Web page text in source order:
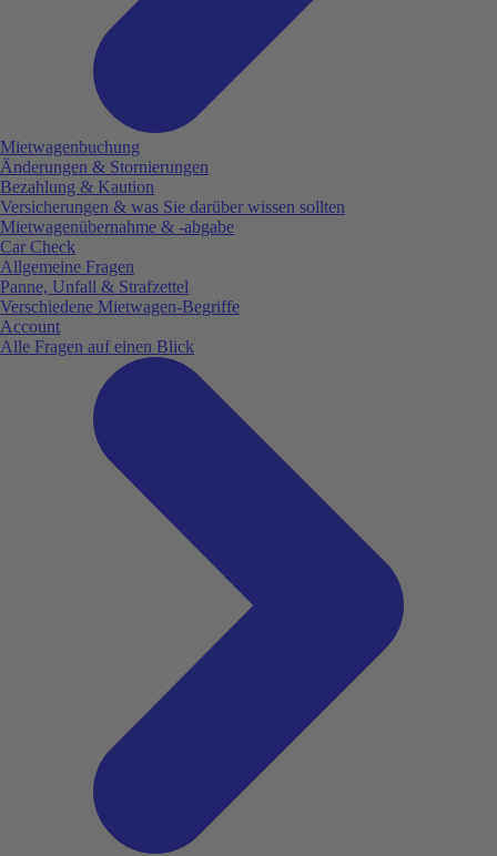
Mietwagenbuchung
Änderungen & Stornierungen
Bezahlung & Kaution
Versicherungen & was Sie darüber wissen sollten
Mietwagenübernahme & -abgabe
Car Check
Allgemeine Fragen
Panne, Unfall & Strafzettel
Verschiedene Mietwagen-Begriffe
Account
Alle Fragen auf einen Blick